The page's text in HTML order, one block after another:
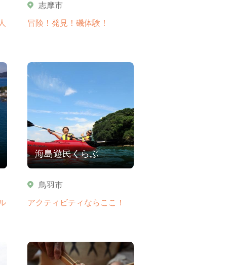
志摩市
冒険！発見！磯体験！
海島遊民くらぶ
鳥羽市
アクティビティならここ！